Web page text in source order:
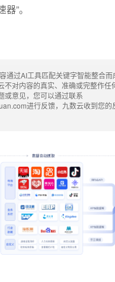
”。
通过AI工具匹配关键字智能整合
不对内容的真实、准确或完整作任
或意见，您可以通过联系
进行反馈，九数云收到您的